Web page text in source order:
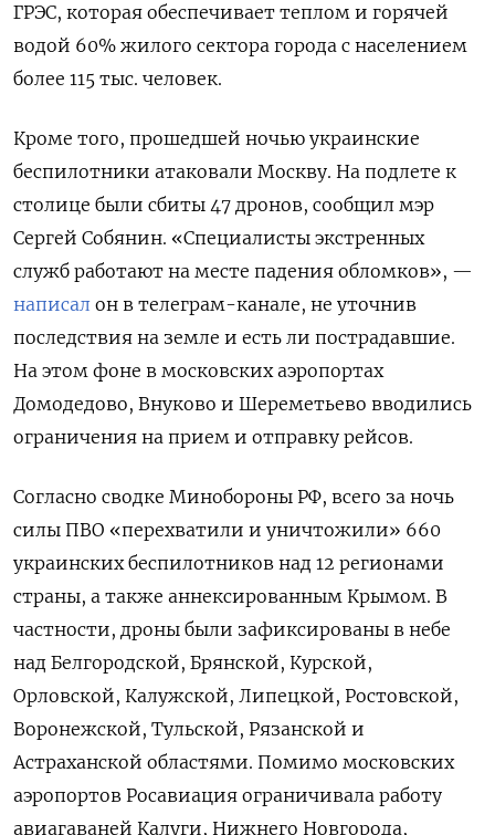
ГРЭС, которая обеспечивает теплом и горячей
водой 60% жилого сектора города с населением
более 115 тыс. человек.
Кроме того, прошедшей ночью украинские
беспилотники атаковали Москву. На подлете к
столице были сбиты 47 дронов, сообщил мэр
Сергей Собянин. «Специалисты экстренных
служб работают на месте падения обломков», —
написал он в телеграм-канале, не уточнив
последствия на земле и есть ли пострадавшие.
На этом фоне в московских аэропортах
Домодедово, Внуково и Шереметьево вводились
ограничения на прием и отправку рейсов.
Согласно сводке Минобороны РФ, всего за ночь
силы ПВО «перехватили и уничтожили» 660
украинских беспилотников над 12 регионами
страны, а также аннексированным Крымом. В
частности, дроны были зафиксированы в небе
над Белгородской, Брянской, Курской,
Орловской, Калужской, Липецкой, Ростовской,
Воронежской, Тульской, Рязанской и
Астраханской областями. Помимо московских
аэропортов Росавиация ограничивала работу
авиагаваней Калуги, Нижнего Новгорода,